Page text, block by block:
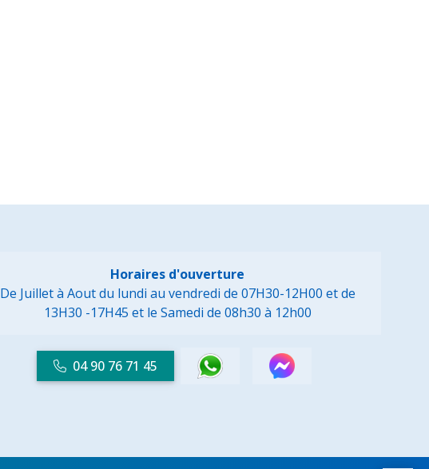
Horaires d'ouverture
De Juillet à Aout du lundi au vendredi de 07H30-12H00 et de
13H30 -17H45 et le Samedi de 08h30 à 12h00
04 90 76 71 45